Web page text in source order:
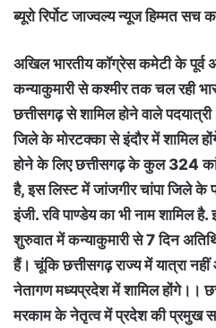
ब्यूरो रिर्पोट जाज्वल्य न्यूज हिम्मत सच
अखिल भारतीय कॉग्रेस कमेटी के पूर्व
कन्याकुमारी से कश्मीर तक चल रही
छत्तीसगढ़ से शामिल होने वाले
जिले के मोरटक्का से इंदौर में शामिल
होने के लिए छत्तीसगढ़ के कुल 324
है, इस लिस्ट में जांजगीर चांपा जिले
इंजी. रवि पाण्डेय का भी नाम शामिल है.
शुरुवात में कन्याकुमारी से 7 दिन
हैं। चूंकि छत्तीसगढ़ राज्य में यात्रा
नेतागण मध्यप्रदेश में शामिल होंगे।।
मरकाम के नेतृत्व में प्रदेश की प्रमुख